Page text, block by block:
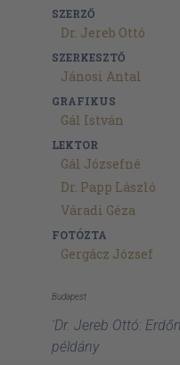
SZERZŐ
Dr. Jereb Ottó
SZERKESZTŐ
Jánosi Antal
GRAFIKUS
Gál István
LEKTOR
Gál Józsefné
Dr. Papp László
Váradi Géza
FOTÓZTA
Gergácz József
Budapest
'Dr. Jereb Ottó:
példány